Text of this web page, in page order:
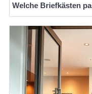
Welche Briefkästen